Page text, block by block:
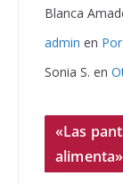
Blanca
admin en
Sonia S. en
«Las
alimenta»